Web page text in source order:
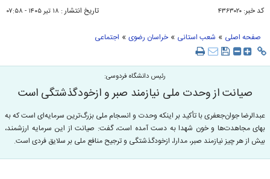
کد خبر: ۴۳۶۳۰۲۰ تاریخ انتشار : ۱۸ تير ۱۴۰۵ - ۰۷:۵۸
صفحه اصلی » شعب استانی » خراسان رضوی » اجتماعی
رئیس دانشگاه فردوسی:
صیانت از وحدت ملی نیازمند صبر و ازخودگذشتگی است
عبدالرضا جوان‌جعفری با تأکید بر اینکه وحدت و انسجام ملی بزرگ‌ترین سرمایه‌ای است که به
بهای مجاهدت‌ها و خون شهدا به دست آمده است، گفت: صیانت از این سرمایه ارزشمند،
بیش از هر چیز نیازمند صبر، مدارا، ازخودگذشتگی و ترجیح منافع ملی بر سلایق فردی است.